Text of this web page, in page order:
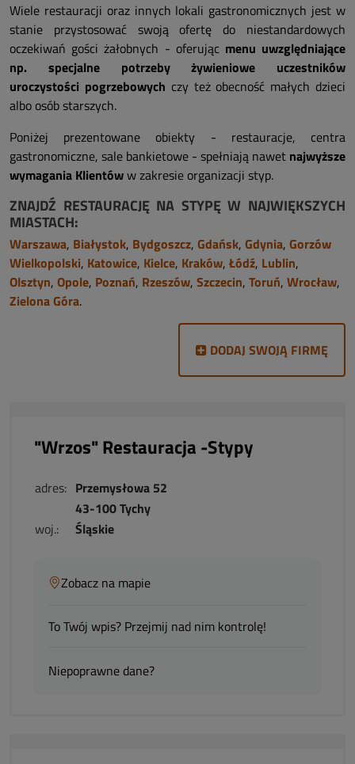
Wiele restauracji oraz innych lokali gastronomicznych jest w
stanie przystosować swoją ofertę do niestandardowych
oczekiwań gości żałobnych - oferując menu uwzględniające
np. specjalne potrzeby żywieniowe uczestników
uroczystości pogrzebowych czy też obecność małych dzieci
albo osób starszych.
Poniżej prezentowane obiekty - restauracje, centra
gastronomiczne, sale bankietowe - spełniają nawet najwyższe
wymagania Klientóww zakresie organizacji styp.
ZNAJDŹ RESTAURACJĘ NA STYPĘ W NAJWIĘKSZYCH
MIASTACH:
Warszawa, Białystok, Bydgoszcz, Gdańsk, Gdynia, Gorzów
Wielkopolski, Katowice, Kielce, Kraków, Łódź, Lublin,
Olsztyn, Opole, Poznań, Rzeszów, Szczecin, Toruń, Wrocław,
Zielona Góra.
DODAJ SWOJĄ FIRMĘ
"Wrzos" Restauracja -Stypy
adres: Przemysłowa 52
43-100 Tychy
woj.:
Śląskie
Zobacz na mapie
To Twój wpis? Przejmij nad nim kontrolę!
Niepoprawne dane?